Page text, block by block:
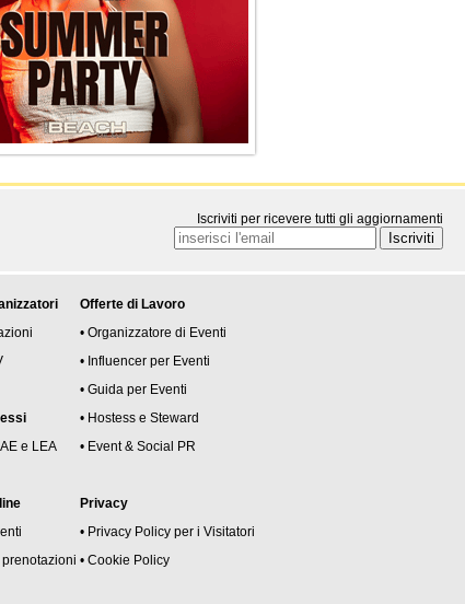
Iscriviti per ricevere tutti gli aggiornamenti
e LEA
Offerte di Lavoro
• Organizzatore di Eventi
• Influencer per Eventi
• Guida per Eventi
• Hostess e Steward
• Event & Social PR
Privacy
• Privacy Policy per i Visitatori
• Cookie Policy